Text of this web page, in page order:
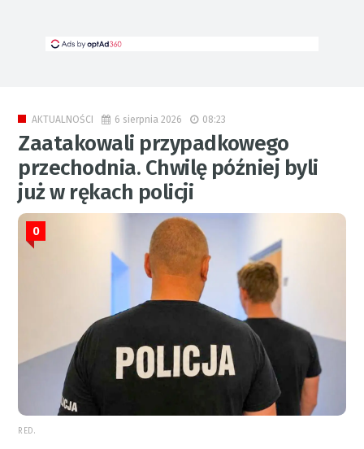
AKTUALNOŚCI 6 sierpnia 2026 08:23
Zaatakowali przypadkowego
przechodnia. Chwilę później byli
już w rękach policji
0
RED.